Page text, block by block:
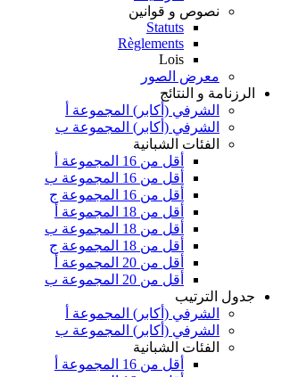
نصوص و قوانين
Statuts
Règlements
Lois
معرض الصور
الرزنامة و النتائج
الشرفي (أكابر) المجموعة أ
الشرفي (أكابر) المجموعة ب
الفئات الشبانية
أقل من 16 المجموعة أ
أقل من 16 المجموعة ب
أقل من 16 المجموعة ج
أقل من 18 المجموعة أ
أقل من 18 المجموعة ب
أقل من 18 المجموعة ج
أقل من 20 المجموعة أ
أقل من 20 المجموعة ب
جدول الترتيب
الشرفي (أكابر) المجموعة أ
الشرفي (أكابر) المجموعة ب
الفئات الشبانية
أقل من 16 المجموعة أ